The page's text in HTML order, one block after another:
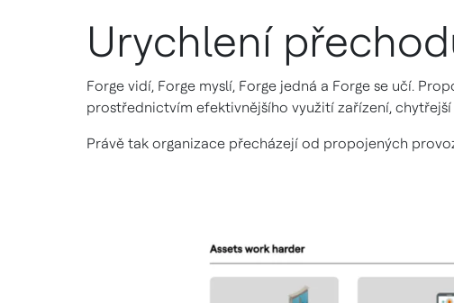
Urychlení
Forge vidí, Forge myslí, Forge jedná a Forge se učí.
prostřednictvím efektivnějšího využití zařízení,
Právě tak organizace přecházejí od propojených